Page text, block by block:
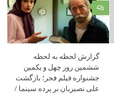
۰
گزارش لحظه به لحظه
ششمین روز چهل و یکمین
جشنواره فیلم فجر؛ بازگشت
علی نصیریان بر پرده سینما /